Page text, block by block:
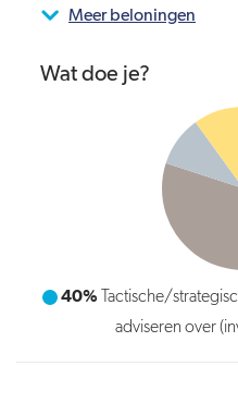
Meer beloningen
Wat doe je?
40% Tactische/
adviseren over